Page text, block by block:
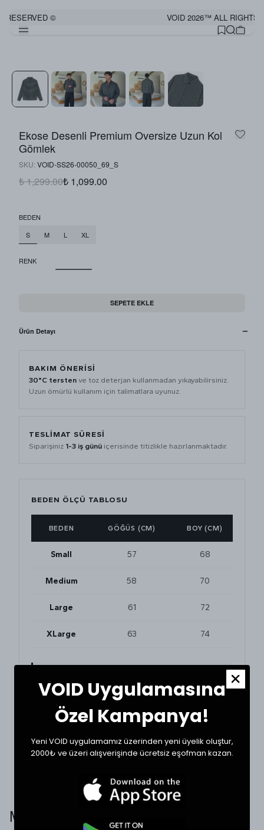
© VOID 2026™ ALL RIGHTS
Ekose Desenli Premium Oversize Uzun Kol
Gömlek
SKU: VOID-SS26-00050_69_S
₺ 1,299.00₺ 1,099.00
BEDEN
S
M L XL
RENK
SEPETE EKLE
Ürün Detayı
BAKIM ÖNERİSİ
30°C tersten ve toz deterjan kullanmadan yıkayabilirsiniz.
Uzun ömürlü kullanım için talimatlara uyunuz.
TESLİMAT SÜRESİ
Siparişiniz 1-3 iş günü içerisinde titizlikle hazırlanmaktadır.
BEDEN ÖLÇÜ TABLOSU
BEDEN GÖĞÜS (CM) BOY (CM)
Small 57 68
Medium 58 70
Large 61 72
XLarge 63 74
Tekstil ürünlerinde beden seçimi modellere göre
değişkenlik gösterebilir. En doğru seçim için
dolabınızdaki favori bir ürününüzün ölçülerini alıp
* Ölçülerde ±1 cm farklılık olabilir.
Müşteri Yorumları
VOID Uygulamasına
Özel Kampanya!
Yeni VOID uygulamamız üzerinden yeni üyelik oluştur,
2000₺ ve üzeri alışverişinde ücretsiz eşofman kazan.